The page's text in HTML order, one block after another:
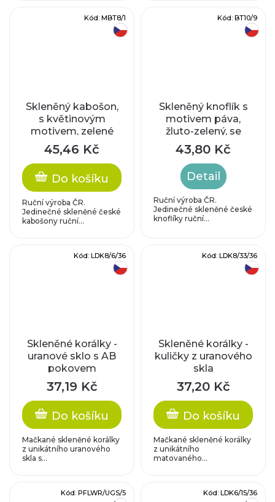
Skleněný kabošon,
s květinovým
motivem, zelené
uranové sklo
45,46 Kč
Do košíku
Ruční výroba ČR.
Jedinečné skleněné české
kabošony ruční...
Kód: MBT8/1
Skleněný knoflík s
motivem páva,
žluto-zelený, se
zlatým potivem
43,80 Kč
Detail
Ruční výroba ČR.
Jedinečné skleněné české
knoflíky ruční...
Kód: BT10/9
Skleněné korálky -
uranové sklo s AB
pokovem
37,19 Kč
Do košíku
Mačkané skleněné korálky
z unikátního uranového
skla s...
Kód: LDK8/6/36
Skleněné korálky -
kuličky z uranového
skla
37,20 Kč
Do košíku
Mačkané skleněné korálky
z unikátního
matovaného...
Kód: LDK8/33/36
Kód: PFLWR/UGS/5 Kód: LDK6/15/36